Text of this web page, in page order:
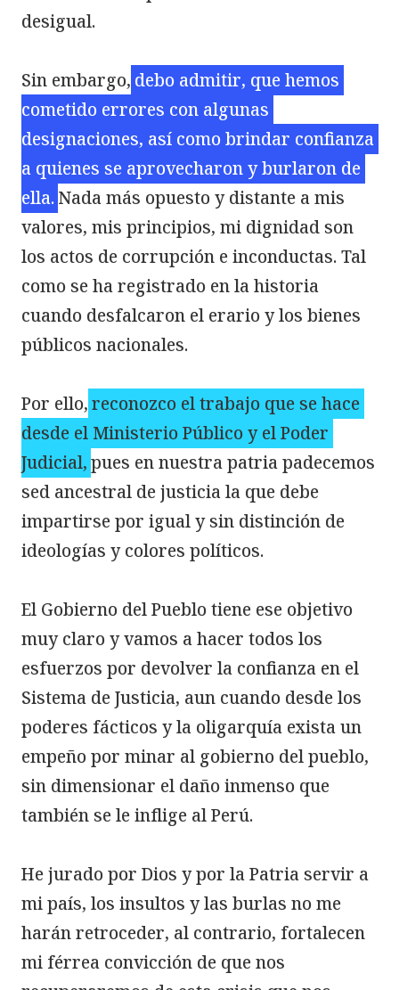
desigual.
Sin embargo, debo admitir, que hemos
cometido errores con algunas
designaciones, así como brindar confianza
a quienes se aprovecharon y burlaron de
ella. Nada más opuesto y distante a mis
valores, mis principios, mi dignidad son
los actos de corrupción e inconductas. Tal
como se ha registrado en la historia
cuando desfalcaron el erario y los bienes
públicos nacionales.
Por ello,reconozco el trabajo que se hace
desde el Ministerio Público y el Poder
Judicial,pues en nuestra patria padecemos
sed ancestral de justicia la que debe
impartirse por igual y sin distinción de
ideologías y colores políticos.
El Gobierno del Pueblo tiene ese objetivo
muy claro y vamos a hacer todos los
esfuerzos por devolver la confianza en el
Sistema de Justicia, aun cuando desde los
poderes fácticos y la oligarquía exista un
empeño por minar al gobierno del pueblo,
sin dimensionar el daño inmenso que
también se le inflige al Perú.
He jurado por Dios y por la Patria servir a
mi país, los insultos y las burlas no me
harán retroceder, al contrario, fortalecen
mi férrea convicción de que nos